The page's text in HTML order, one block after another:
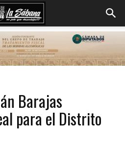
Barajas
para el Distrito